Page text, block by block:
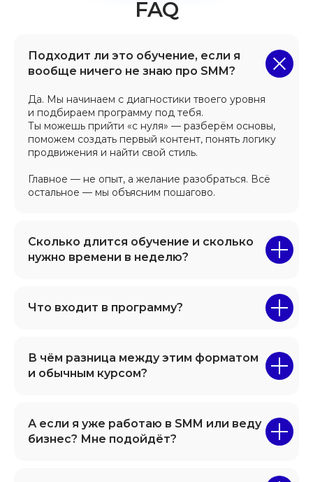
Подходит ли это обучение, если я
вообще ничего не знаю про SMM?
Да. Мы начинаем с диагностики твоего уровня
и подбираем программу под тебя.
Ты можешь прийти «с нуля» — разберём основы,
поможем создать первый контент, понять логику
продвижения и найти свой стиль.
Главное — не опыт, а желание разобраться. Всё
остальное — мы объясним пошагово.
Сколько длится обучение и сколько
нужно времени в неделю?
Что входит в программу?
В чём разница между этим форматом
и обычным курсом?
А если я уже работаю в SMM или веду
бизнес? Мне подойдёт?